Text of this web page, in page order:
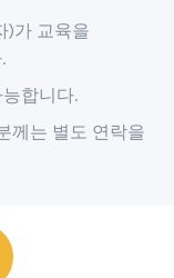
)가 교육을
합니다.
께는 별도 연락을